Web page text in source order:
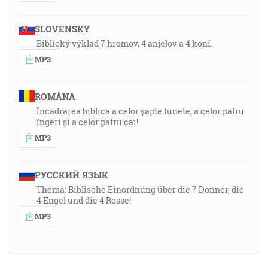
SLOVENSKY
Biblický výklad 7 hromov, 4 anjelov a 4 koní.
MP3
ROMÂNA
Încadrarea biblică a celor șapte tunete, a celor patru
îngeri și a celor patru cai!
MP3
РУССКИЙ ЯЗЫК
Thema: Biblische Einordnung über die 7 Donner, die
4 Engel und die 4 Rosse!
MP3